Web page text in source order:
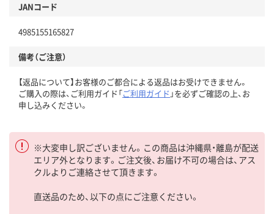
JANコード
4985155165827
備考（ご注意）
【返品について】お客様のご都合による返品はお受けできません。
ご購入の際は、ご利用ガイド「ご利用ガイド 」を必ずご確認の上、お
申し込みください。
※大変申し訳ございません。この商品は沖縄県・離島が配送
エリア外となります。ご注文後、お届け不可の場合は、アス
クルよりご連絡させて頂きます。
直送品のため、以下の点にご注意ください。